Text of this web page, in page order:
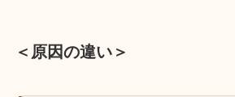
＜原因の違い＞